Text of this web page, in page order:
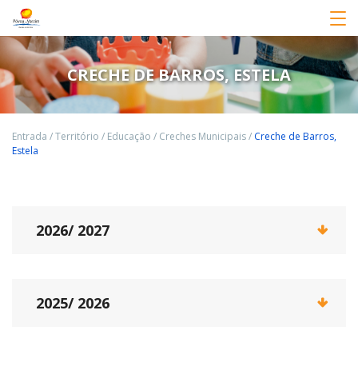
CRECHE DE BARROS, ESTELA
Entrada /Território / Educação / Creches Municipais/ Creche de Barros,
Estela
2026/ 2027
2025/ 2026